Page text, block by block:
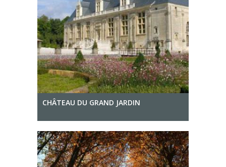
CHÂTEAU DU GRAND JARDIN